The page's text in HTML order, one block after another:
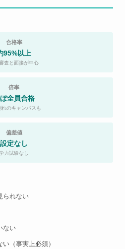
合格率
95%以上
査と面接が中心
倍率
全員合格
れのキャンパスも
偏差値
設定なし
力試験なし
られない
ない
（事実上必須）